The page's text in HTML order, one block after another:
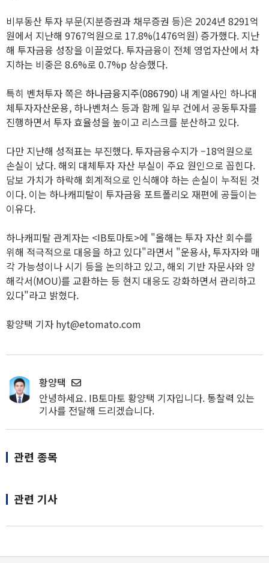
비부동산 투자 부문(지분증권과 채무증권 등)은 2024년 8291억
원에서 지난해 9767억원으로 17.8%(1476억원) 증가했다. 지난
해 투자금융 성장을 이끌었다. 투자금융이 전체 영업자산에서 차
지하는 비중은 8.6%로 0.7%p 상승했다.
특히 벤처투자 쪽은 하나금융지주(086790) 내 계열사인 하나대
체투자자산운용, 하나벤처스 등과 함께 일부 건에서 공동투자를
진행하면서 투자 효율성을 높이고 리스크를 분산하고 있다.
다만 지난해 성적표는 부진했다. 투자금융수지가 –18억원으로
손실이 났다. 해외 대체투자 자산 부실이 주요 원인으로 꼽힌다.
담보 가치가 하락해 회계적으로 인식해야 하는 손실이 누적된 것
이다. 이는 하나캐피탈이 투자금융 포트폴리오 재편에 공들이는
이유다.
하나캐피탈 관계자는 <IB토마토>에 "올해는 투자 자산 회수를
위해 적극적으로 대응을 하고 있다"라면서 "운용사, 투자자와 매
각 가능성이나 시기 등을 논의하고 있고, 해외 기반 자문사와 양
해각서(MOU)를 교환하는 등 현지 대응도 강화하면서 관리하고
있다"라고 밝혔다.
황양택 기자 hyt@etomato.com
황양택
안녕하세요. IB토마토 황양택 기자입니다. 통찰력 있는
기사를 전달해 드리겠습니다.
관련 종목
관련 기사